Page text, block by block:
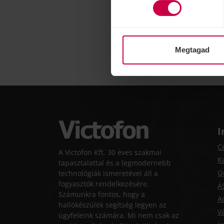
Megtagad
A Victofon Kft. 30 éves szakmai
tapasztalattal és a legmodernebb
technológiák ismeretével áll a
fogyasztók rendelkezésére.
Számunkra fontos, hogy a
hallókészülék segítség legyen az
ügyfeleink számára. Mi nem csak az